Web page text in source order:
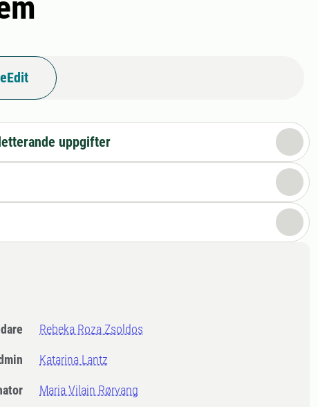
uppgifter
Rebeka Roza Zsoldos
Katarina Lantz
Maria Vilain Rørvang